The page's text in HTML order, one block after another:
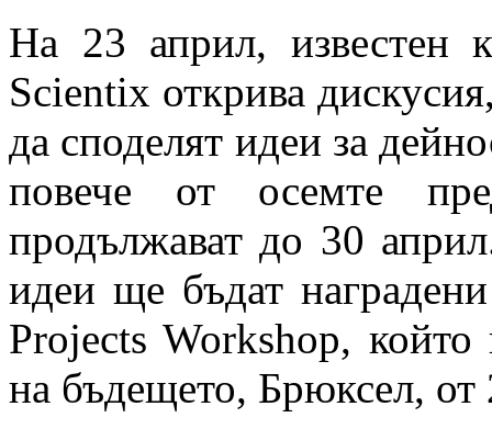
На 23 април, известен
Scientix открива
да споделят идеи за
повече от осемте
продължават до 30
идеи ще бъдат
Projects Workshop,
на бъдещето, Брюксел,